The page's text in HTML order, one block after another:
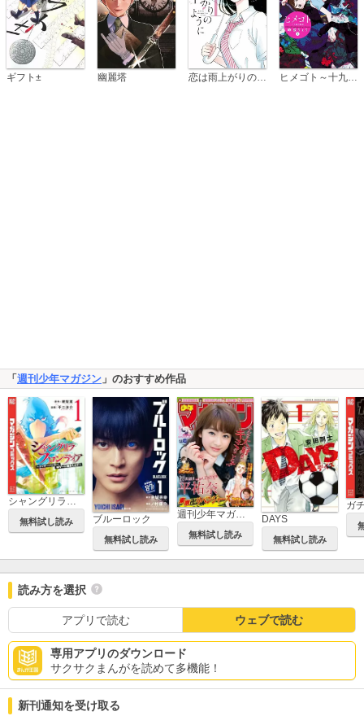
ギフト± 幽麗塔 ヒメゴト～十九歳の制服～
「 週刊少年マガジン 」のおすすめ作品
シャングリラ・フロンティア ～クソゲーハンター、神ゲーに挑まんとす～
無料試し読み ブルーロック
無料試し読み
週刊少年マガジン
無料試し読み
DAYS
無料試し読み
ガ
読み方を選択
アプリで読む ウェブで読む
専用アプリのダウンロード
サクサクまんがを読めて多機能！
新刊通知を受け取る